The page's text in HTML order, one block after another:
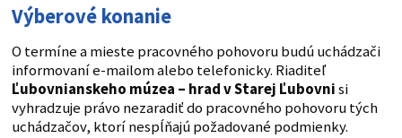
Výberové konanie
O termíne a mieste pracovného pohovoru budú uchádzači
informovaní e-mailom alebo telefonicky. Riaditeľ
Ľubovnianskeho múzea – hrad v Starej Ľubovnisi
vyhradzuje právo nezaradiť do pracovného pohovoru tých
uchádzačov, ktorí nespĺňajú požadované podmienky.